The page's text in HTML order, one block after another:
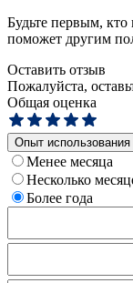
Будьте первым, кто
поможет другим
Оставить отзыв
Пожалуйста,
Общая оценка
Опыт использования
Менее месяца
Несколько
Более года